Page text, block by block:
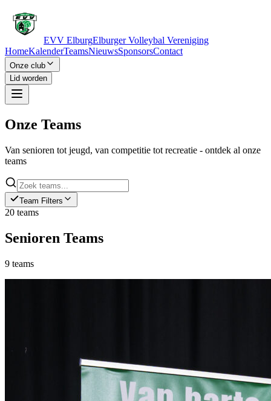
EVV ElburgElburger Volleybal Vereniging
HomeKalenderTeamsNieuwsSponsorsContact
Onze club
Lid worden
Onze Teams
Van senioren tot jeugd, van competitie tot recreatie - ontdek al onze
teams
Team Filters
20 teams
Senioren Teams
9 teams